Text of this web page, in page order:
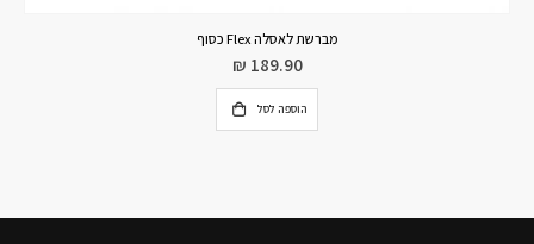
מברשת לאסלה Flex לבן אפור
₪139.90
99.00
מידע נוסף